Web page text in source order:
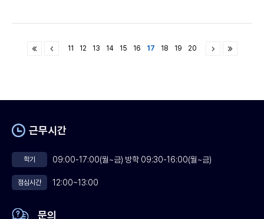
11 12 13 14 15 16 17 18 19 20
근무시간
학기 09:00-17:00(월~금) 방학 09:30-16:00(월~금)
점심시간 12:00~13:00
문의